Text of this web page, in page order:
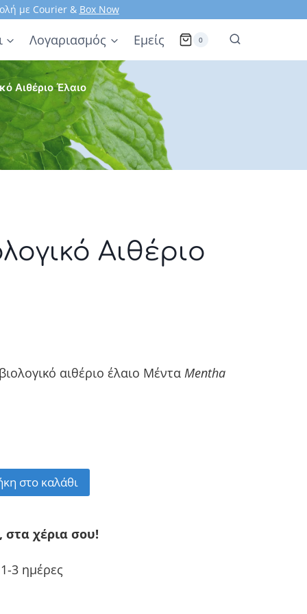
με Courier & Box Now
Λογαριασμός Εμείς 0
Αιθέριο Έλαιο
Αιθέριο
αιθέριο έλαιο ΜένταMentha
στο καλάθι
στα χέρια σου!
3 ημέρες